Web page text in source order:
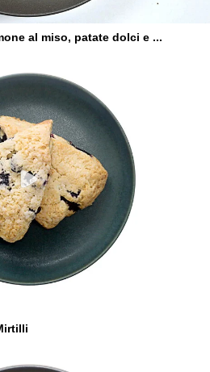
al miso, patate dolci e ...